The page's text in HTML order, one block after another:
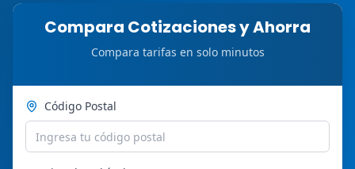
Compara Cotizaciones y Ahorra
Compara tarifas en solo minutos
Código Postal